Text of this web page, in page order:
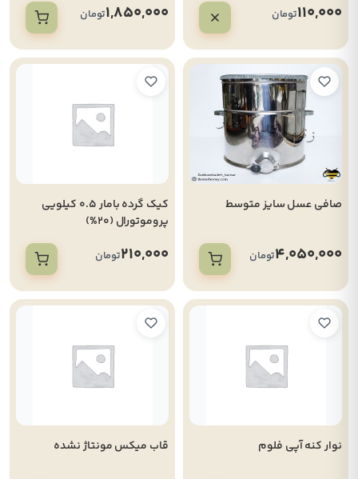
110,000تومان 1,850,000تومان
صافی عسل سایز متوسط
4,050,000تومان
کیک گرده بامار 0.5 کیلویی
پروموتورال (20%)
210,000تومان
نوار کنه آپی فلوم قاب میکس مونتاژ نشده